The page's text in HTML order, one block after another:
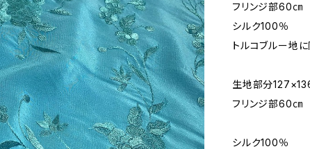
フリンジ部60㎝
シルク100％
トルコブルー地
生地部分
フリンジ部60㎝
シルク100％